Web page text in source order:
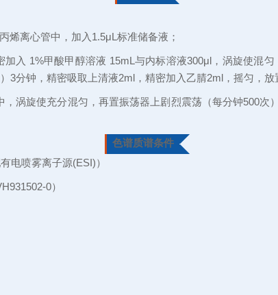
烯离心管中，加入1.5μL标准储备液；
入 1%甲酸甲醇溶液 15mL与内标溶液300μl，涡旋使混
分钟，精密吸取上清液2ml，精密加入乙腈2ml，摇匀，放
涡旋使充分混匀，再置振荡器上剧烈震荡（每分钟500次
色谱质谱条件
电喷雾离子源(ESI)）
0）